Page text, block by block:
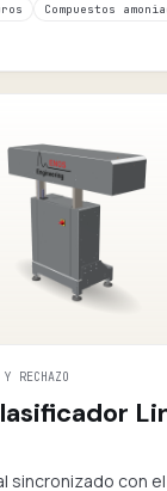
Compuestos
RECHAZO
sincronizado con